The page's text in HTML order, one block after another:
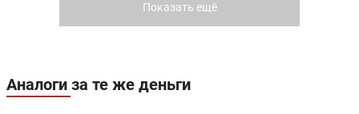
Показать ещё
Аналоги за те же деньги